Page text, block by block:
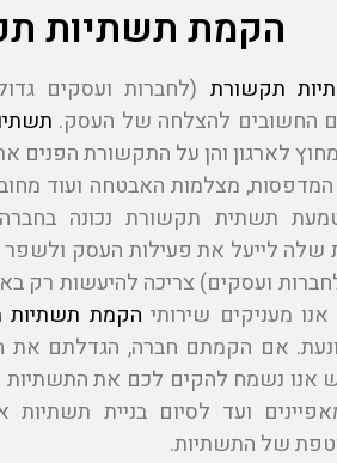
הקמת תשתיות
תקשורת (לחברות ועסקים
החשובים להצלחה של העסק.
לארגון והן על התקשורת הפנים
מצלמות האבטחה ועוד
תשתית תקשורת נכונה
שלה לייעל את פעילות העסק ולשפר
ועסקים) צריכה להיעשות רק
אנו מעניקים שירותי הקמת תשתיות
אם הקמתם חברה, הגדלתם
אנו נשמח להקים לכם את
ועד לסיום בניית תשתיות
של התשתיות.